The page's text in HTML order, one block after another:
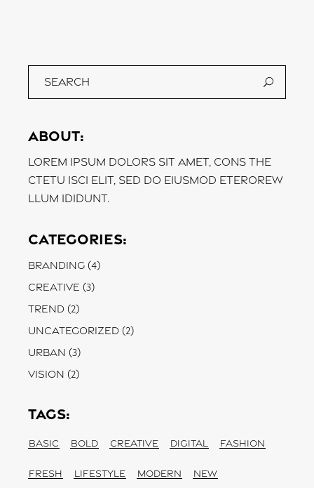
About:
Lorem ipsum dolors sit amet, cons the
ctetu isci elit, sed do eiusmod eterorew
llum ididunt.
Categories:
Branding (4)
Creative (3)
Trend (2)
Uncategorized (2)
Urban (3)
Vision (2)
Tags:
BASIC BOLD CREATIVE DIGITAL FASHION
FRESH LIFESTYLE MODERN NEW